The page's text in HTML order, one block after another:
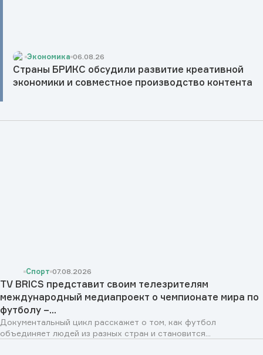
Экономика 06.08.26
Страны БРИКС обсудили развитие креативной
экономики и совместное производство контента
Спорт 07.08.2026
TV BRICS представит своим телезрителям
международный медиапроект о чемпионате мира по
футболу –...
Документальный цикл расскажет о том, как футбол
объединяет людей из разных стран и становится...